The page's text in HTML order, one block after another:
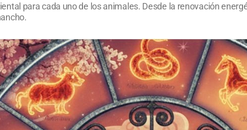
para cada uno de los animales. Desde la renovación